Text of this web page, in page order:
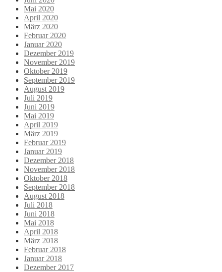
Mai 2020
April 2020
März 2020
Februar 2020
Januar 2020
Dezember 2019
November 2019
Oktober 2019
September 2019
August 2019
Juli 2019
Juni 2019
Mai 2019
April 2019
März 2019
Februar 2019
Januar 2019
Dezember 2018
November 2018
Oktober 2018
September 2018
August 2018
Juli 2018
Juni 2018
Mai 2018
April 2018
März 2018
Februar 2018
Januar 2018
Dezember 2017